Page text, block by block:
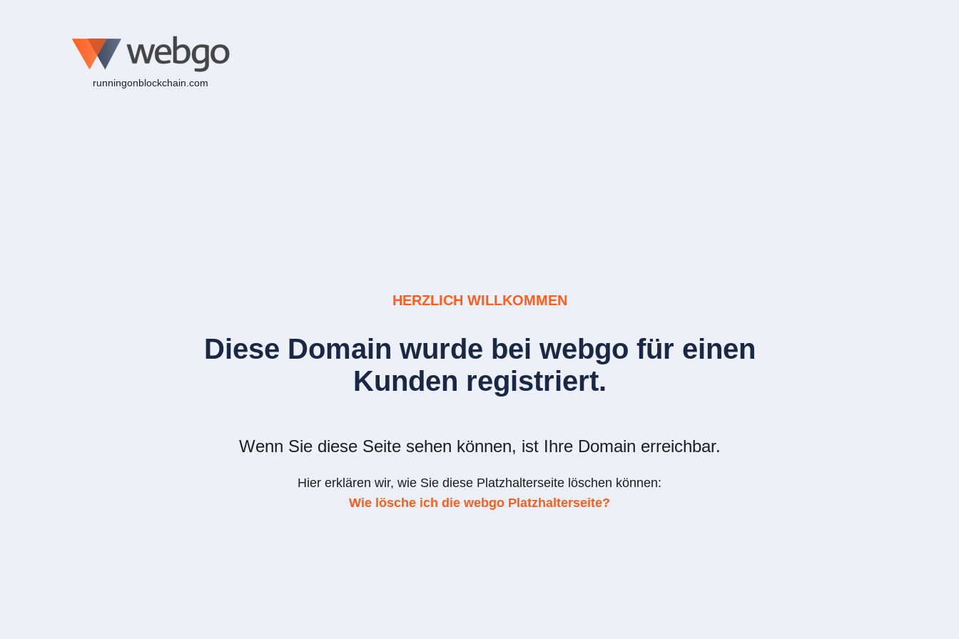
runningonblockchain.com
HERZLICH WILLKOMMEN
Diese Domain wurde bei webgo für einen
Kunden registriert.
Wenn Sie diese Seite sehen können, ist Ihre Domain erreichbar.
Hier erklären wir, wie Sie diese Platzhalterseite löschen können:
Wie lösche ich die webgo Platzhalterseite?